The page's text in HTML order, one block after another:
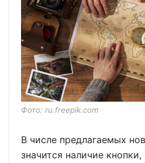
Фото: ru.freepik.com
В числе предлагаемых
значится наличие